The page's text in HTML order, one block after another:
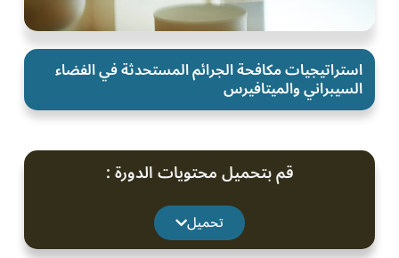
استراتيجيات مكافحة الجرائم المستحدثة في الفضاء
السيبراني والميتافيرس
قم بتحميل محتويات الدورة :
تحميل